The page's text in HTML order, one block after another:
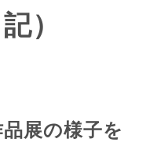
）
展の様子を